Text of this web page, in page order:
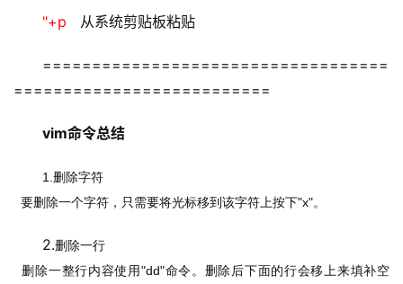
"+p 从系统剪贴板粘贴
===================================
==========================
vim命令总结
1.删除字符
要删除一个字符，只需要将光标移到该字符上按下"x"。
2.删除一行
删除一整行内容使用"dd"命令。删除后下面的行会移上来填补空